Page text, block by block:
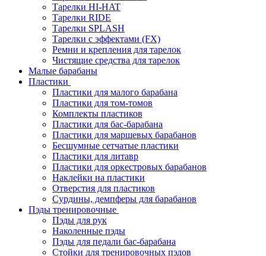
Тарелки HI-HAT
Тарелки RIDE
Тарелки SPLASH
Тарелки с эффектами (FX)
Ремни и крепления для тарелок
Чистящие средства для тарелок
Малые барабаны
Пластики
Пластики для малого барабана
Пластики для том-томов
Комплекты пластиков
Пластики для бас-барабана
Пластики для маршевых барабанов
Бесшумные сетчатые пластики
Пластики для литавр
Пластики для оркестровых барабанов
Наклейки на пластики
Отверстия для пластиков
Сурдины, демпферы для барабанов
Пэды тренировочные
Пэды для рук
Наколенные пэды
Пэды для педали бас-барабана
Стойки для тренировочных пэдов